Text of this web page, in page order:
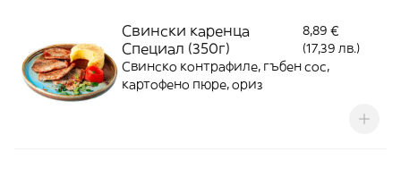
Свински каренца
Специал (350г)
8,89 €
(17,39 лв.)
Свинско контрафиле, гъбен сос,
картофено пюре, ориз